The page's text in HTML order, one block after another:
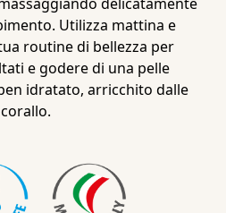
delicatamente
Utilizza mattina e
routine di bellezza per
e godere di una pelle
idratato, arricchito dalle